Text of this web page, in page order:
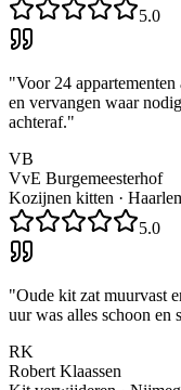
5.0
"Voor 24
en vervangen waar
achteraf."
VB
VvE Burgemeesterhof
Kozijnen kitten ·
5.0
"Oude kit zat muurvast
uur was alles schoon en
RK
Robert Klaassen